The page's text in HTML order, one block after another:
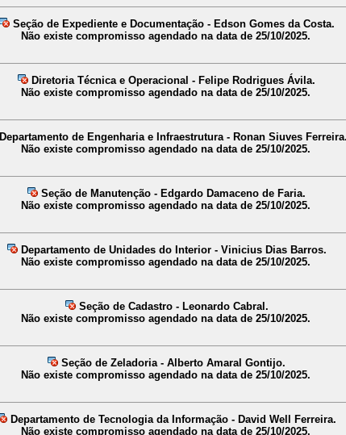
Seção de Expediente e Documentação - Edson Gomes da Costa.
Não existe compromisso agendado na data de 25/10/2025.
Diretoria Técnica e Operacional - Felipe Rodrigues Ávila.
Não existe compromisso agendado na data de 25/10/2025.
Departamento de Engenharia e Infraestrutura - Ronan Siuves
Não existe compromisso agendado na data de 25/10/2025.
Seção de Manutenção - Edgardo Damaceno de Faria.
Não existe compromisso agendado na data de 25/10/2025.
Departamento de Unidades do Interior - Vinicius Dias Barros.
Não existe compromisso agendado na data de 25/10/2025.
Seção de Cadastro - Leonardo Cabral.
Não existe compromisso agendado na data de 25/10/2025.
Seção de Zeladoria - Alberto Amaral Gontijo.
Não existe compromisso agendado na data de 25/10/2025.
Departamento de Tecnologia da Informação - David Well Ferreira.
Não existe compromisso agendado na data de 25/10/2025.